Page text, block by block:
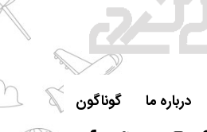
درباره ما گوناگون